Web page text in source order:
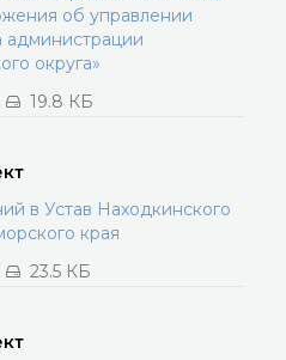
об управлении
администрации
округа»
19.8 КБ
в Устав Находкинского
края
23.5 КБ